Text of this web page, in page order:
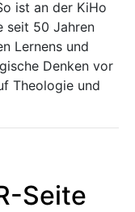
ist an der KiHo
seit 50 Jahren
Lernens und
Denken vor
Theologie und
Seite